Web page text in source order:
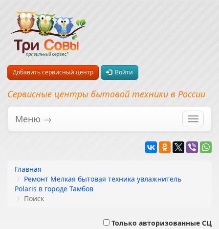
Добавить сервисный центр Войти
Сервисные центры бытовой техники в России
Меню →
Главная
Ремонт Мелкая бытовая техника увлажнитель
Polaris в городе Тамбов
Поиск
Только авторизованные СЦ